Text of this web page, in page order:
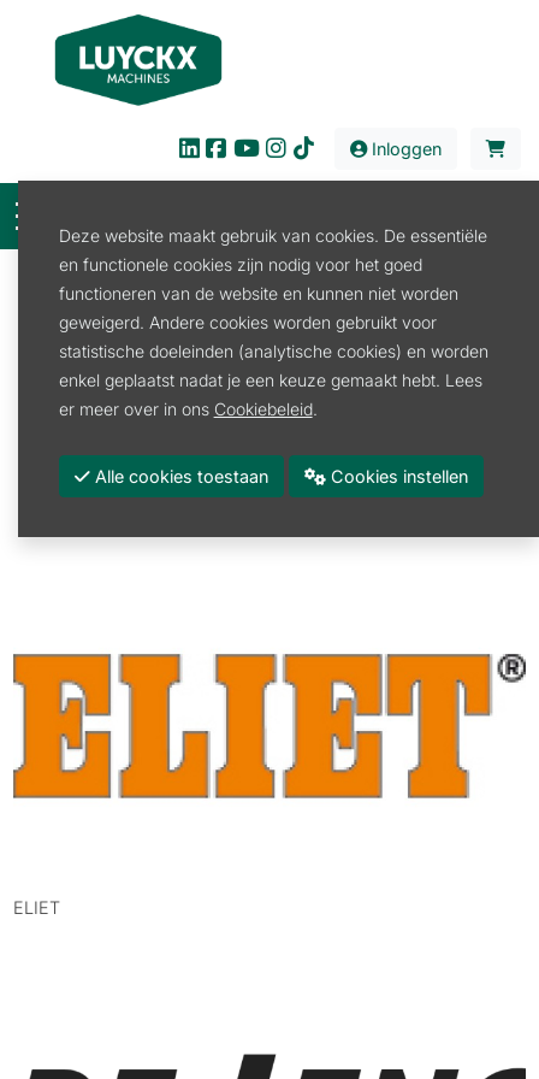
Inloggen
Onze huismerken
Wij bieden hoogwaardige producten van onzeeigen
huismerken, zorgvuldig geselecteerd voor kwaliteit en
betrouwbaarheid.
accessoires, onze huismerken bieden de perfecte oplossing
voor elke klus.
ELIET
Deze website maakt gebruik van cookies. De essentiële
en functionele cookies zijn nodig voor het goed
functioneren van de website en kunnen niet worden
geweigerd. Andere cookies worden gebruikt voor
statistische doeleinden (analytische cookies) en worden
enkel geplaatst nadat je een keuze gemaakt hebt. Lees
er meer over in ons Cookiebeleid.
Alle cookies toestaan Cookies instellen